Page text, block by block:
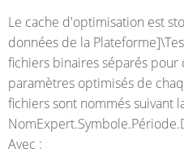
Le cache d'optimisation est
données de la
fichiers binaires séparés
paramètres optimisés de
fichiers sont nommés suivant
Avec :